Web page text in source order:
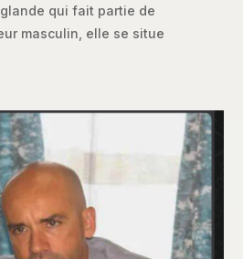
qui fait partie de
masculin, elle se situe